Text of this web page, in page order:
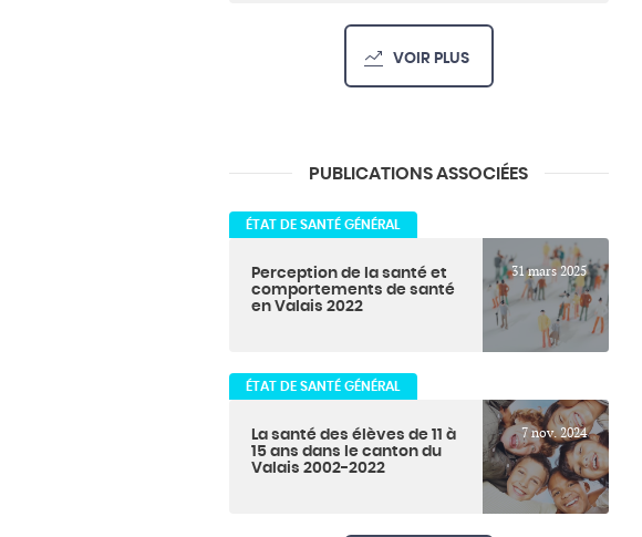
VOIR PLUS
PUBLICATIONS ASSOCIÉES
ÉTAT DE SANTÉ GÉNÉRAL
Perception de la santé et
comportements de santé
en Valais 2022
31 mars 2025
ÉTAT DE SANTÉ GÉNÉRAL
La santé des élèves de 11 à
15 ans dans le canton du
Valais 2002-2022
7 nov. 2024